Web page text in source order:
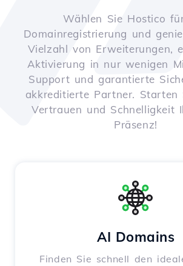
Wählen Sie Hostico
Domainregistrierung und
Vielzahl von Erweiterungen,
Aktivierung in nur wenigen
Support und garantierte
akkreditierte Partner.
Vertrauen und Schnelligkeit
Präsenz!
AI Domains
Finden Sie schnell den